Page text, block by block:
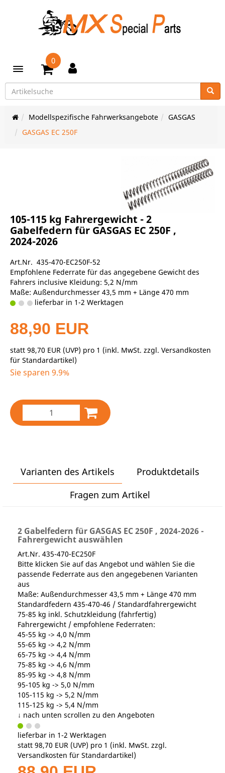
Toggle navigation
0
Modellspezifische Fahrwerksangebote
GASGAS
GASGAS EC 250F
105-115 kg Fahrergewicht - 2
Gabelfedern für GASGAS EC 250F ,
2024-2026
Art.Nr. 435-470-EC250F-52
Empfohlene Federrate für das angegebene Gewicht des
Fahrers inclusive Kleidung: 5,2 N/mm
Maße: Außendurchmesser 43,5 mm + Länge 470 mm
lieferbar in 1-2 Werktagen
88,90 EUR
statt 98,70 EUR (UVP) pro 1 (inkl. MwSt. zzgl. Versandkosten
für Standardartikel)
Sie sparen 9.9%
Varianten des Artikels
Produktdetails
Fragen zum Artikel
2 Gabelfedern für GASGAS EC 250F , 2024-2026 -
Fahrergewicht auswählen
Art.Nr. 435-470-EC250F
Bitte klicken Sie auf das Angebot und wählen Sie die
passende Federrate aus den angegebenen Varianten
aus
Maße: Außendurchmesser 43,5 mm + Länge 470 mm
Standardfedern 435-470-46 / Standardfahrergewicht
75-85 kg inkl. Schutzkleidung (fahrfertig)
Fahrergewicht / empfohlene Federraten:
45-55 kg -> 4,0 N/mm
55-65 kg -> 4,2 N/mm
65-75 kg -> 4,4 N/mm
75-85 kg -> 4,6 N/mm
85-95 kg -> 4,8 N/mm
95-105 kg -> 5,0 N/mm
105-115 kg -> 5,2 N/mm
115-125 kg -> 5,4 N/mm
↓ nach unten scrollen zu den Angeboten
lieferbar in 1-2 Werktagen
statt 98,70 EUR (UVP) pro 1 (inkl. MwSt. zzgl.
Versandkosten für Standardartikel)